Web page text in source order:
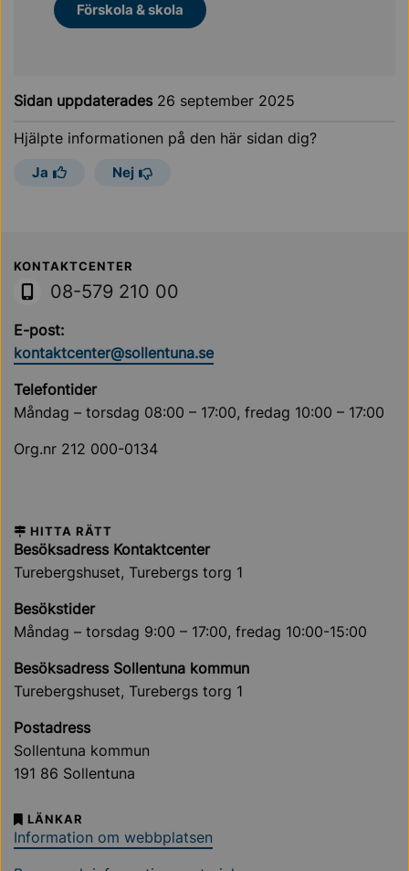
Förskola & skola
Sidan uppdaterades 26 september 2025
Hjälpte informationen på den här sidan dig?
Ja Nej
Sollentuna Kommun
KONTAKTCENTER
08-579 210 00
E-post:
kontaktcenter@sollentuna.se
Telefontider
Måndag – torsdag 08:00 – 17:00, fredag 10:00 – 17:00
Org.nr 212 000-0134
HITTA RÄTT
Besöksadress Kontaktcenter
Turebergshuset, Turebergs torg 1
Besökstider
Måndag – torsdag 9:00 – 17:00, fredag 10:00-15:00
Besöksadress Sollentuna kommun
Turebergshuset, Turebergs torg 1
Postadress
Sollentuna kommun
191 86 Sollentuna
LÄNKAR
Information om webbplatsen